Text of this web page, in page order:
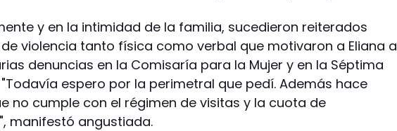
y en la intimidad de la familia, sucedieron reiterados
violencia tanto física como verbal que motivaron a Eliana a
denuncias en la Comisaría para la Mujer y en la Séptima
"Todavía espero por la perimetral que pedí. Además hace
no cumple con el régimen de visitas y la cuota de
manifestó angustiada.